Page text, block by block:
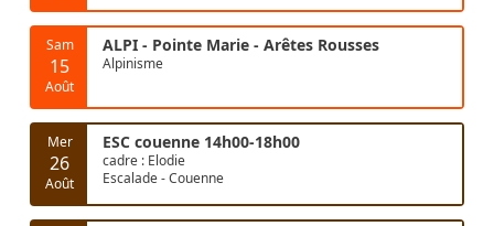
Sam
15
Août
ALPI - Pointe Marie - Arêtes Rousses
Alpinisme
Mer
26
Août
ESC couenne 14h00-18h00
cadre : Elodie
Escalade - Couenne